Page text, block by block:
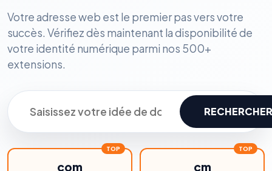
Votre adresse web est le premier pas vers votre
succès. Vérifiez dès maintenant la disponibilité de
votre identité numérique parmi nos 500+
extensions.
RECHERCHER
com cm